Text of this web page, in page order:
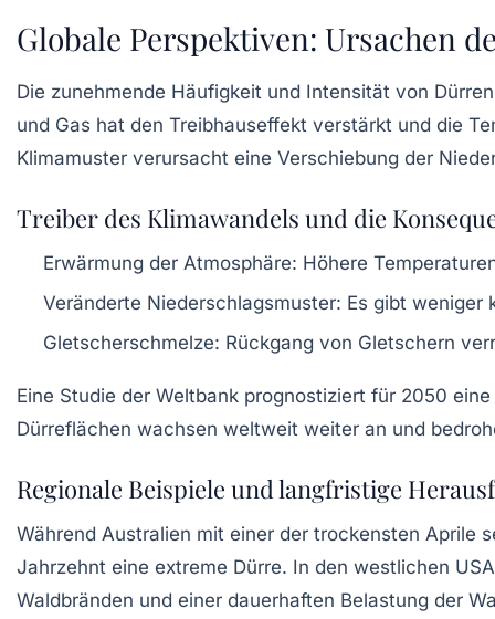
Globale Perspektiven: Ursachen
Die zunehmende Häufigkeit und Intensität von
und Gas hat den Treibhauseffekt verstärkt und die
Klimamuster verursacht eine Verschiebung der
Treiber des Klimawandels und die
Erwärmung der Atmosphäre: Höhere
Veränderte Niederschlagsmuster: Es gibt weniger
Gletscherschmelze: Rückgang von Gletschern
Eine Studie der Weltbank prognostiziert für 2050
Dürreflächen wachsen weltweit weiter an und
Regionale Beispiele und langfristige
Während Australien mit einer der trockensten Aprile
Jahrzehnt eine extreme Dürre. In den westlichen
Waldbränden und einer dauerhaften Belastung der